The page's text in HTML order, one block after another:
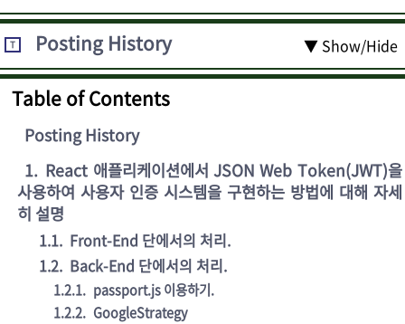
T Posting History ▼ Show/Hide
Table of Contents
Posting History
1. React 애플리케이션에서 JSON Web Token(JWT)을
사용하여 사용자 인증 시스템을 구현하는 방법에 대해 자세
히 설명
1.1. Front-End 단에서의 처리.
1.2. Back-End 단에서의 처리.
1.2.1. passport.js 이용하기.
1.2.2. GoogleStrategy